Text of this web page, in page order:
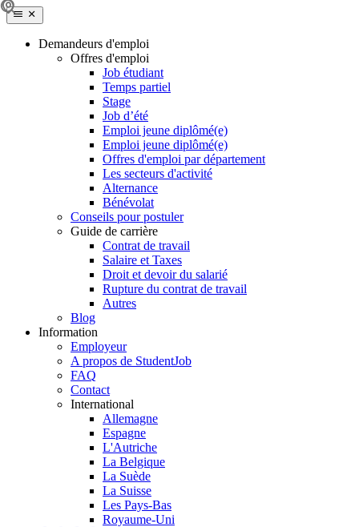
Demandeurs d'emploi
Offres d'emploi
Job étudiant
Temps partiel
Stage
Job d’été
Emploi jeune diplômé(e)
Emploi jeune diplômé(e)
Offres d'emploi par département
Les secteurs d'activité
Alternance
Bénévolat
Conseils pour postuler
Guide de carrière
Contrat de travail
Salaire et Taxes
Droit et devoir du salarié
Rupture du contrat de travail
Autres
Blog
Information
Employeur
A propos de StudentJob
FAQ
Contact
International
Allemagne
Espagne
L'Autriche
La Belgique
La Suède
La Suisse
Les Pays-Bas
Royaume-Uni